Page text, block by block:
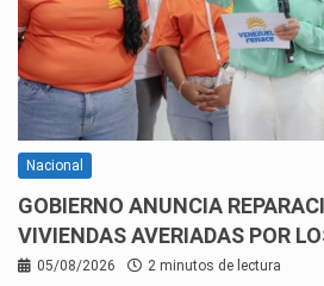
Nacional
GOBIERNO ANUNCIA
VIVIENDAS AVERIADAS POR
05/08/2026 2 minutos de lectura